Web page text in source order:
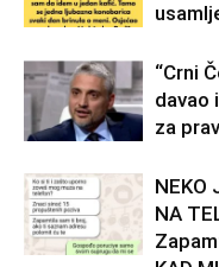
“Crni
davao
za
NEKO
NA